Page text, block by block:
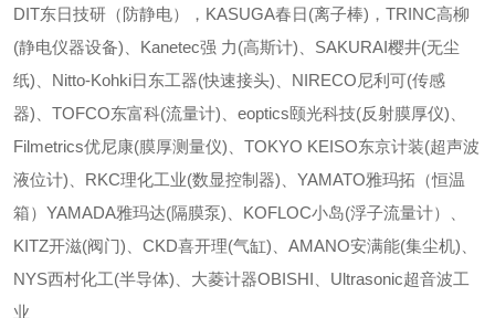
DIT东日技研（防静电），KASUGA春日(离子棒)，TRINC高柳
(静电仪器设备)、Kanetec强 力(高斯计)、SAKURAI樱井(无尘
纸)、Nitto-Kohki日东工器(快速接头)、NIRECO尼利可(传感
器)、TOFCO东富科(流量计)、eoptics颐光科技(反射膜厚仪)、
Filmetrics优尼康(膜厚测量仪)、TOKYO KEISO东京计装(超声波
液位计)、RKC理化工业(数显控制器)、YAMATO雅玛拓（恒温
箱）YAMADA雅玛达(隔膜泵)、KOFLOC小岛(浮子流量计）、
KITZ开滋(阀门)、CKD喜开理(气缸)、AMANO安满能(集尘机)、
NYS西村化工(半导体)、大菱计器OBISHI、Ultrasonic超音波工
业